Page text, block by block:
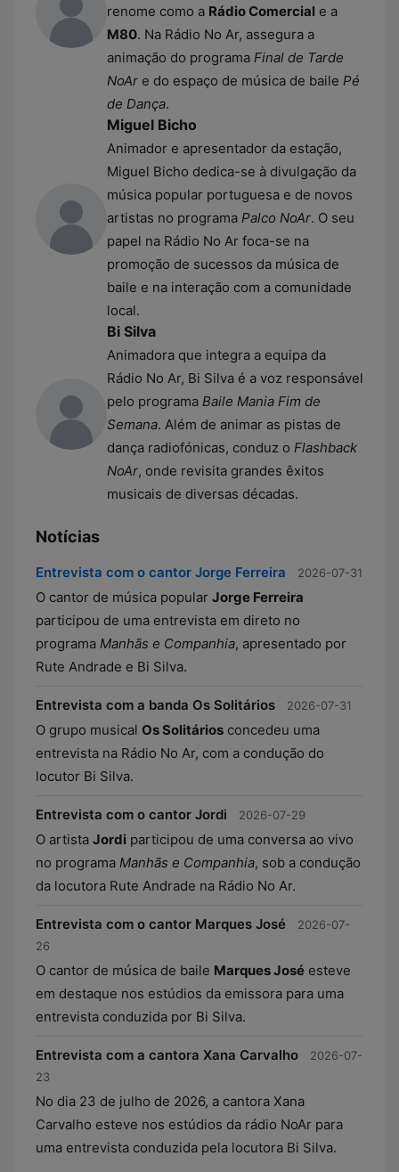
renome como a Rádio Comercial e a
M80. Na Rádio No Ar, assegura a
animação do programa Final de Tarde
NoAr e do espaço de música de baile Pé
de Dança.
Miguel Bicho
Animador e apresentador da estação,
Miguel Bicho dedica-se à divulgação da
música popular portuguesa e de novos
artistas no programa Palco NoAr. O seu
papel na Rádio No Ar foca-se na
promoção de sucessos da música de
baile e na interação com a comunidade
local.
Bi Silva
Animadora que integra a equipa da
Rádio No Ar, Bi Silva é a voz responsável
pelo programa Baile Mania Fim de
Semana. Além de animar as pistas de
dança radiofónicas, conduz o Flashback
NoAr, onde revisita grandes êxitos
musicais de diversas décadas.
Notícias
Entrevista com o cantor Jorge Ferreira 2026-07-31
O cantor de música popular Jorge Ferreira
participou de uma entrevista em direto no
programa Manhãs e Companhia, apresentado por
Rute Andrade e Bi Silva.
Entrevista com a banda Os Solitários 2026-07-31
O grupo musical Os Solitários concedeu uma
entrevista na Rádio No Ar, com a condução do
locutor Bi Silva.
Entrevista com o cantor Jordi 2026-07-29
O artista Jordi participou de uma conversa ao vivo
no programa Manhãs e Companhia, sob a condução
da locutora Rute Andrade na Rádio No Ar.
Entrevista com o cantor Marques José
2026-07-
26
O cantor de música de baile Marques José esteve
em destaque nos estúdios da emissora para uma
entrevista conduzida por Bi Silva.
Entrevista com a cantora Xana Carvalho
2026-07-
23
No dia 23 de julho de 2026, a cantora Xana
Carvalho esteve nos estúdios da rádio NoAr para
uma entrevista conduzida pela locutora Bi Silva.